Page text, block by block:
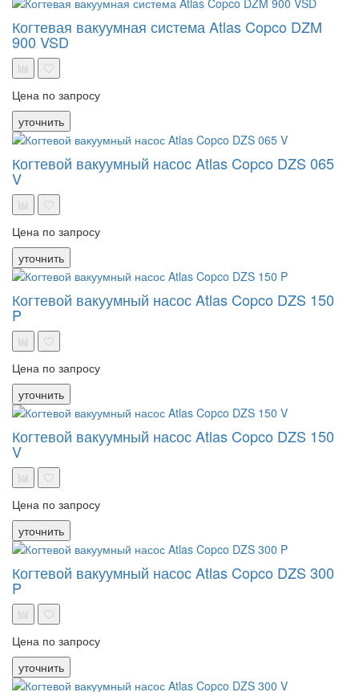
Когтевая вакуумная система Atlas Copco DZM
900 VSD
Цена по запросу
уточнить
Когтевой вакуумный насос Atlas Copco DZS 065
V
Цена по запросу
уточнить
Когтевой вакуумный насос Atlas Copco DZS 150
P
Цена по запросу
уточнить
Когтевой вакуумный насос Atlas Copco DZS 150
V
Цена по запросу
уточнить
Когтевой вакуумный насос Atlas Copco DZS 300
P
Цена по запросу
уточнить